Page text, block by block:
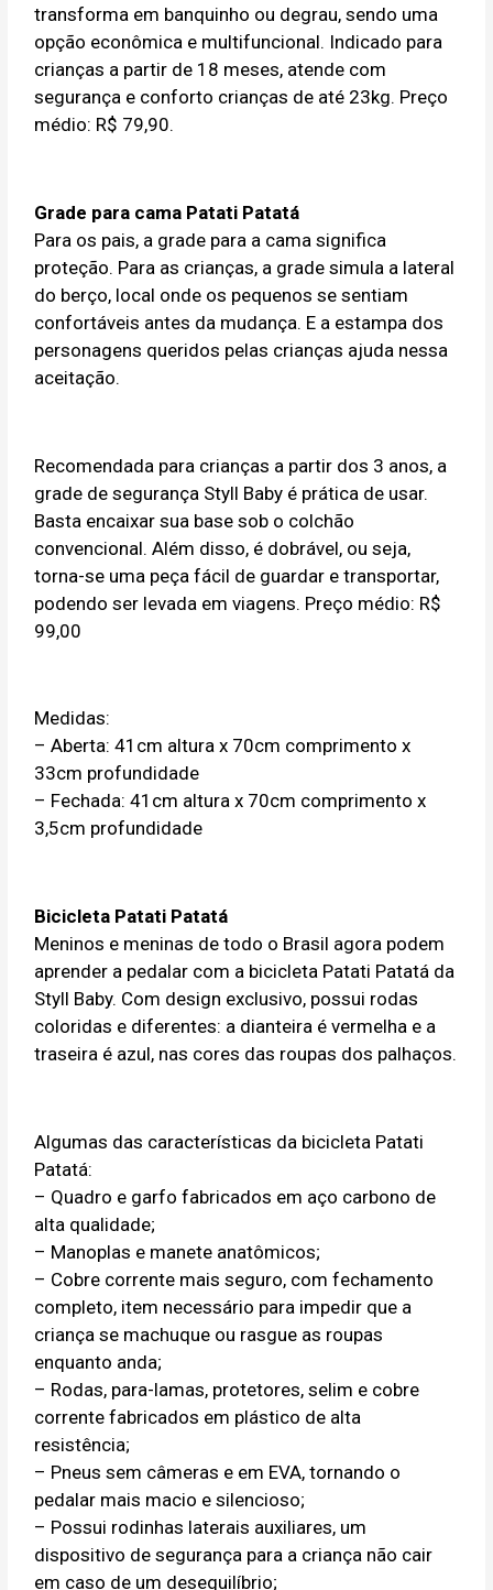
transforma em banquinho ou degrau, sendo uma
opção econômica e multifuncional. Indicado para
crianças a partir de 18 meses, atende com
segurança e conforto crianças de até 23kg. Preço
médio: R$ 79,90.
Grade para cama Patati Patatá
Para os pais, a grade para a cama significa
proteção. Para as crianças, a grade simula a lateral
do berço, local onde os pequenos se sentiam
confortáveis antes da mudança. E a estampa dos
personagens queridos pelas crianças ajuda nessa
aceitação.
Recomendada para crianças a partir dos 3 anos, a
grade de segurança Styll Baby é prática de usar.
Basta encaixar sua base sob o colchão
convencional. Além disso, é dobrável, ou seja,
torna-se uma peça fácil de guardar e transportar,
podendo ser levada em viagens. Preço médio: R$
99,00
Medidas:
– Aberta: 41cm altura x 70cm comprimento x
33cm profundidade
– Fechada: 41cm altura x 70cm comprimento x
3,5cm profundidade
Bicicleta Patati Patatá
Meninos e meninas de todo o Brasil agora podem
aprender a pedalar com a bicicleta Patati Patatá da
Styll Baby. Com design exclusivo, possui rodas
coloridas e diferentes: a dianteira é vermelha e a
traseira é azul, nas cores das roupas dos palhaços.
Algumas das características da bicicleta Patati
Patatá:
– Quadro e garfo fabricados em aço carbono de
alta qualidade;
– Manoplas e manete anatômicos;
– Cobre corrente mais seguro, com fechamento
completo, item necessário para impedir que a
criança se machuque ou rasgue as roupas
enquanto anda;
– Rodas, para-lamas, protetores, selim e cobre
corrente fabricados em plástico de alta
resistência;
– Pneus sem câmeras e em EVA, tornando o
pedalar mais macio e silencioso;
– Possui rodinhas laterais auxiliares, um
dispositivo de segurança para a criança não cair
em caso de um desequilíbrio;